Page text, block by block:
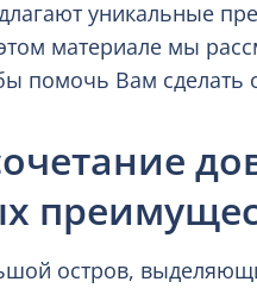
уникальные
материале мы
помочь Вам сделать
остров,